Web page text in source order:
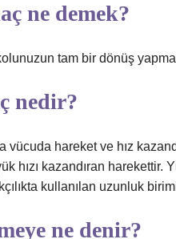
ne demek?
tam bir dönüş
nedir?
vücuda hareket ve hız
hızı kazandıran harekettir.
kullanılan uzunluk
ne denir?